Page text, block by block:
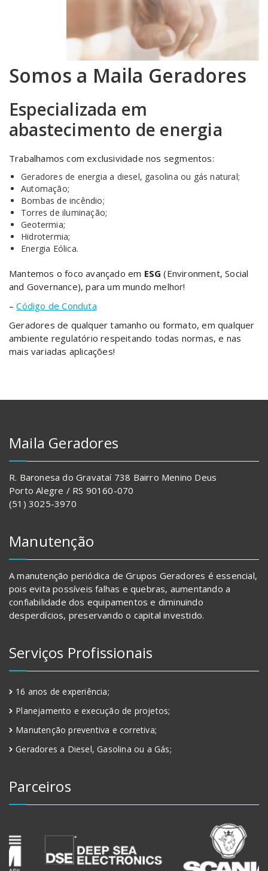
Somos a Maila Geradores
Especializada em
abastecimento de energia
Trabalhamos com exclusividade nos segmentos:
Geradores de energia a diesel, gasolina ou gás natural;
Automação;
Bombas de incêndio;
Torres de iluminação;
Geotermia;
Hidrotermia;
Energia Eólica.
Mantemos o foco avançado em ESG (Environment, Social
and Governance), para um mundo melhor!
–Código de Conduta
Geradores de qualquer tamanho ou formato, em qualquer
ambiente regulatório respeitando todas normas, e nas
mais variadas aplicações!
Maila Geradores
R. Baronesa do Gravataí 738 Bairro Menino Deus
Porto Alegre / RS 90160-070
(51) 3025-3970
Manutenção
A manutenção periódica de Grupos Geradores é essencial,
pois evita possíveis falhas e quebras, aumentando a
confiabilidade dos equipamentos e diminuindo
desperdícios, preservando o capital investido.
Serviços Profissionais
16 anos de experiência;
Planejamento e execução de projetos;
Manutenção preventiva e corretiva;
Geradores a Diesel, Gasolina ou a Gás;
Parceiros